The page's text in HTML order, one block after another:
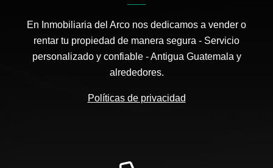
En Inmobiliaria del Arco nos dedicamos a vender o
rentar tu propiedad de manera segura - Servicio
personalizado y confiable - Antigua Guatemala y
alrededores.
Políticas de privacidad